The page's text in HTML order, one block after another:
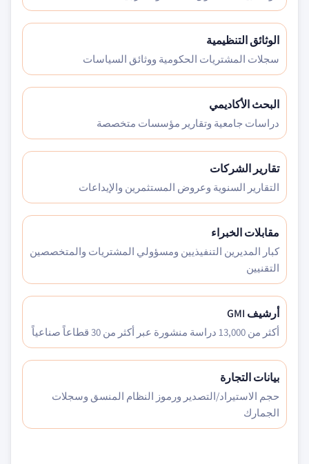
الوثائق التنظيمية
سجلات المشتريات الحكومية ووثائق السياسات
البحث الأكاديمي
دراسات جامعية وتقارير مؤسسات متخصصة
تقارير الشركات
التقارير السنوية وعروض المستثمرين والإيداعات
مقابلات الخبراء
كبار المديرين التنفيذيين ومسؤولي المشتريات والمتخصصين
التقنيين
أرشيف GMI
أكثر من 13,000 دراسة منشورة عبر أكثر من 30 قطاعاً صناعياً
بيانات التجارة
حجم الاستيراد/التصدير ورموز النظام المنسق وسجلات
الجمارك